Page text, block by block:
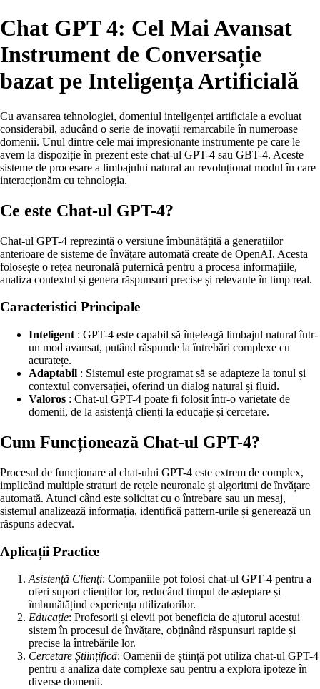
Chat GPT 4: Cel Mai Avansat
Instrument de Conversație
bazat pe Inteligența Artificială
Cu avansarea tehnologiei, domeniul inteligenței artificiale a evoluat
considerabil, aducând o serie de inovații remarcabile în numeroase
domenii. Unul dintre cele mai impresionante instrumente pe care le
avem la dispoziție în prezent este chat-ul GPT-4 sau GBT-4. Aceste
sisteme de procesare a limbajului natural au revoluționat modul în care
interacționăm cu tehnologia.
Ce este Chat-ul GPT-4?
Chat-ul GPT-4 reprezintă o versiune îmbunătățită a generațiilor
anterioare de sisteme de învățare automată create de OpenAI. Acesta
folosește o rețea neuronală puternică pentru a procesa informațiile,
analiza contextul și genera răspunsuri precise și relevante în timp real.
Caracteristici Principale
Inteligent : GPT-4 este capabil să înțeleagă limbajul natural într-
un mod avansat, putând răspunde la întrebări complexe cu
acuratețe.
Adaptabil : Sistemul este programat să se adapteze la tonul și
contextul conversației, oferind un dialog natural și fluid.
Valoros : Chat-ul GPT-4 poate fi folosit într-o varietate de
domenii, de la asistență clienți la educație și cercetare.
Cum Funcționează Chat-ul GPT-4?
Procesul de funcționare al chat-ului GPT-4 este extrem de complex,
implicând multiple straturi de rețele neuronale și algoritmi de învățare
automată. Atunci când este solicitat cu o întrebare sau un mesaj,
sistemul analizează informația, identifică pattern-urile și generează un
răspuns adecvat.
Aplicații Practice
Asistență Clienți: Companiile pot folosi chat-ul GPT-4 pentru a
oferi suport clienților lor, reducând timpul de așteptare și
îmbunătățind experiența utilizatorilor.
Educație: Profesorii și elevii pot beneficia de ajutorul acestui
sistem în procesul de învățare, obținând răspunsuri rapide și
precise la întrebările lor.
Cercetare Științifică: Oamenii de știință pot utiliza chat-ul GPT-4
pentru a analiza date complexe sau pentru a explora ipoteze în
diverse domenii.